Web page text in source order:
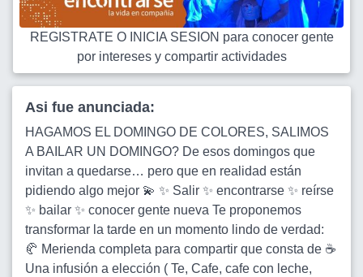
REGISTRATE O INICIA SESION para conocer gente
por intereses y compartir actividades
Asi fue anunciada:
HAGAMOS EL DOMINGO DE COLORES, SALIMOS
A BAILAR UN DOMINGO? De esos domingos que
invitan a quedarse… pero que en realidad están
pidiendo algo mejor 💫 ✨ Salir ✨ encontrarse ✨ reírse
✨ bailar ✨ conocer gente nueva Te proponemos
transformar la tarde en un momento lindo de verdad:
🥐 Merienda completa para compartir que consta de ☕
Una infusión a elección ( Te, Cafe, cafe con leche,